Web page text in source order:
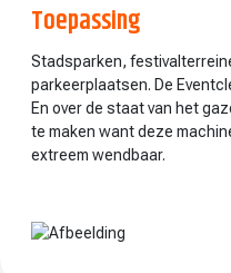
Toepassing
Stadsparken,
parkeerplaatsen. De
En over de staat van het
te maken want deze
extreem wendbaar.